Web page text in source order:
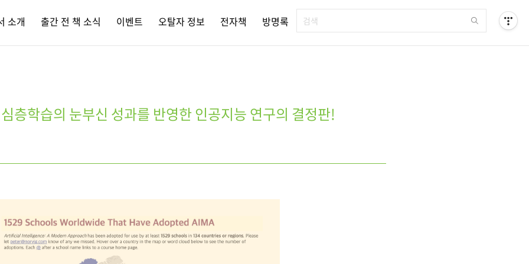
소개 출간 전 책 소식 이벤트 오탈자 정보 전자책 방명록
층학습의 눈부신 성과를 반영한 인공지능 연구의 결정판!